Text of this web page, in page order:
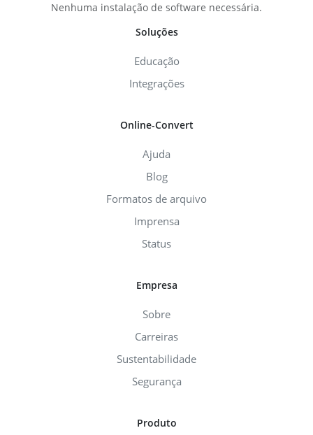
Nenhuma instalação de software necessária.
Soluções
Educação
Integrações
Online-Convert
Ajuda
Blog
Formatos de arquivo
Imprensa
Status
Empresa
Sobre
Carreiras
Sustentabilidade
Segurança
Produto